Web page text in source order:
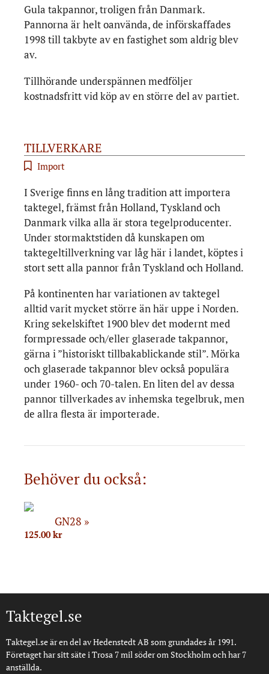
Gula takpannor, troligen från Danmark.
Pannorna är helt oanvända, de införskaffades
1998 till takbyte av en fastighet som aldrig blev
av.
Tillhörande underspännen medföljer
kostnadsfritt vid köp av en större del av partiet.
TILLVERKARE
Import
I Sverige finns en lång tradition att importera
taktegel, främst från Holland, Tyskland och
Danmark vilka alla är stora tegelproducenter.
Under stormaktstiden då kunskapen om
taktegeltillverkning var låg här i landet, köptes i
stort sett alla pannor från Tyskland och Holland.
På kontinenten har variationen av taktegel
alltid varit mycket större än här uppe i Norden.
Kring sekelskiftet 1900 blev det modernt med
formpressade och/eller glaserade takpannor,
gärna i ”historiskt tillbakablickande stil”. Mörka
och glaserade takpannor blev också populära
under 1960- och 70-talen. En liten del av dessa
pannor tillverkades av inhemska tegelbruk, men
de allra flesta är importerade.
Behöver du också:
GN28
125.00kr
Taktegel.se
Taktegel.se är en del av Hedenstedt AB som grundades år 1991.
Företaget har sitt säte i Trosa 7 mil söder om Stockholm och har 7
anställda.